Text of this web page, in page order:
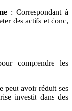
: Correspondant à
des actifs et donc,
comprendre les
peut avoir réduit ses
investit dans des